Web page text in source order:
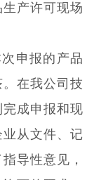
产许可现场
申报的产品
。在我公司技
成申报和现
从文件、记
导性意见，